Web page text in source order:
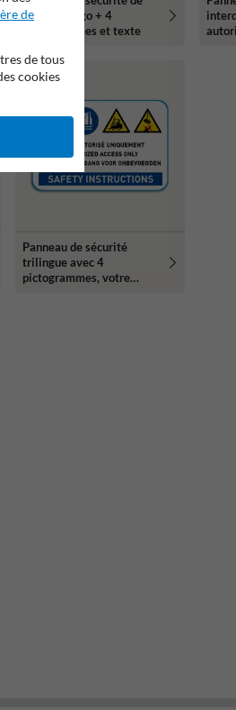
terrain | Logo + 4
pictogrammes et texte
Panneau de sécurité
trilingue avec 4
pictogrammes, votre
de
de tous
cookies